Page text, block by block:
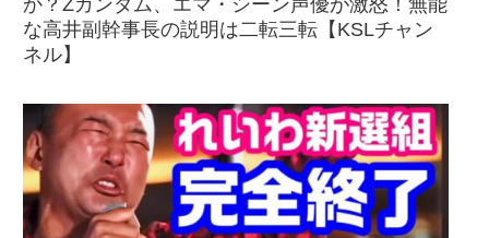
か？Zガンダム、エマ・シーン声優が激怒！無能
な高井副幹事長の説明は二転三転【KSLチャン
ネル】